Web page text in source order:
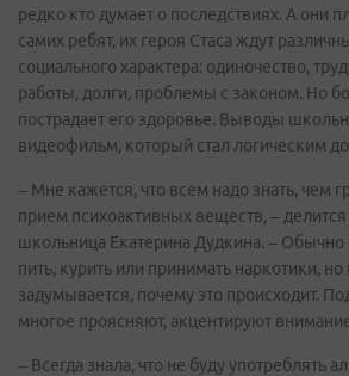
редко кто думает о последствиях. А они
самих ребят, их героя Стаса ждут
социального характера: одиночество,
работы, долги, проблемы с законом. Но
пострадает его здоровье. Выводы
видеофильм, который стал логическим
– Мне кажется, что всем надо знать, чем
прием психоактивных веществ, –
школьница Екатерина Дудкина. – Обычно
пить, курить или принимать наркотики,
задумывается, почему это происходит.
многое проясняют, акцентируют
– Всегда знала, что не буду употреблять